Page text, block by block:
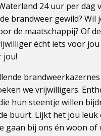
24 uur per dag
brandweer gewild? Wil
de maatschappij? Of
écht iets voor jou
jou!
we vrijwilligers.
hun steentje willen
buurt. Lijkt het jou
gaan bij ons én woon of